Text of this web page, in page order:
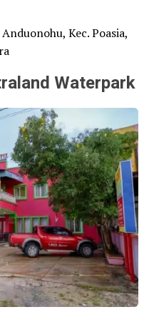
Kec. Poasia,
Waterpark